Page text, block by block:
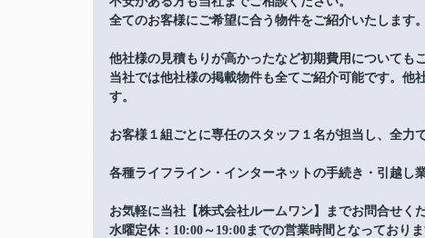
全てのお客様にご希望に合う物件をご紹介いたします。
他社様の見積もりが高かったなど初期費用についても
当社では他社様の掲載物件も全てご紹介可能です。他
す。
お客様１組ごとに専任のスタッフ１名が担当し、全力
各種ライフライン・インターネットの手続き・引越し
お気軽に当社【株式会社ルームワン】までお問合せくだ
水曜定休：10:00～19:00までの営業時間となっておりま